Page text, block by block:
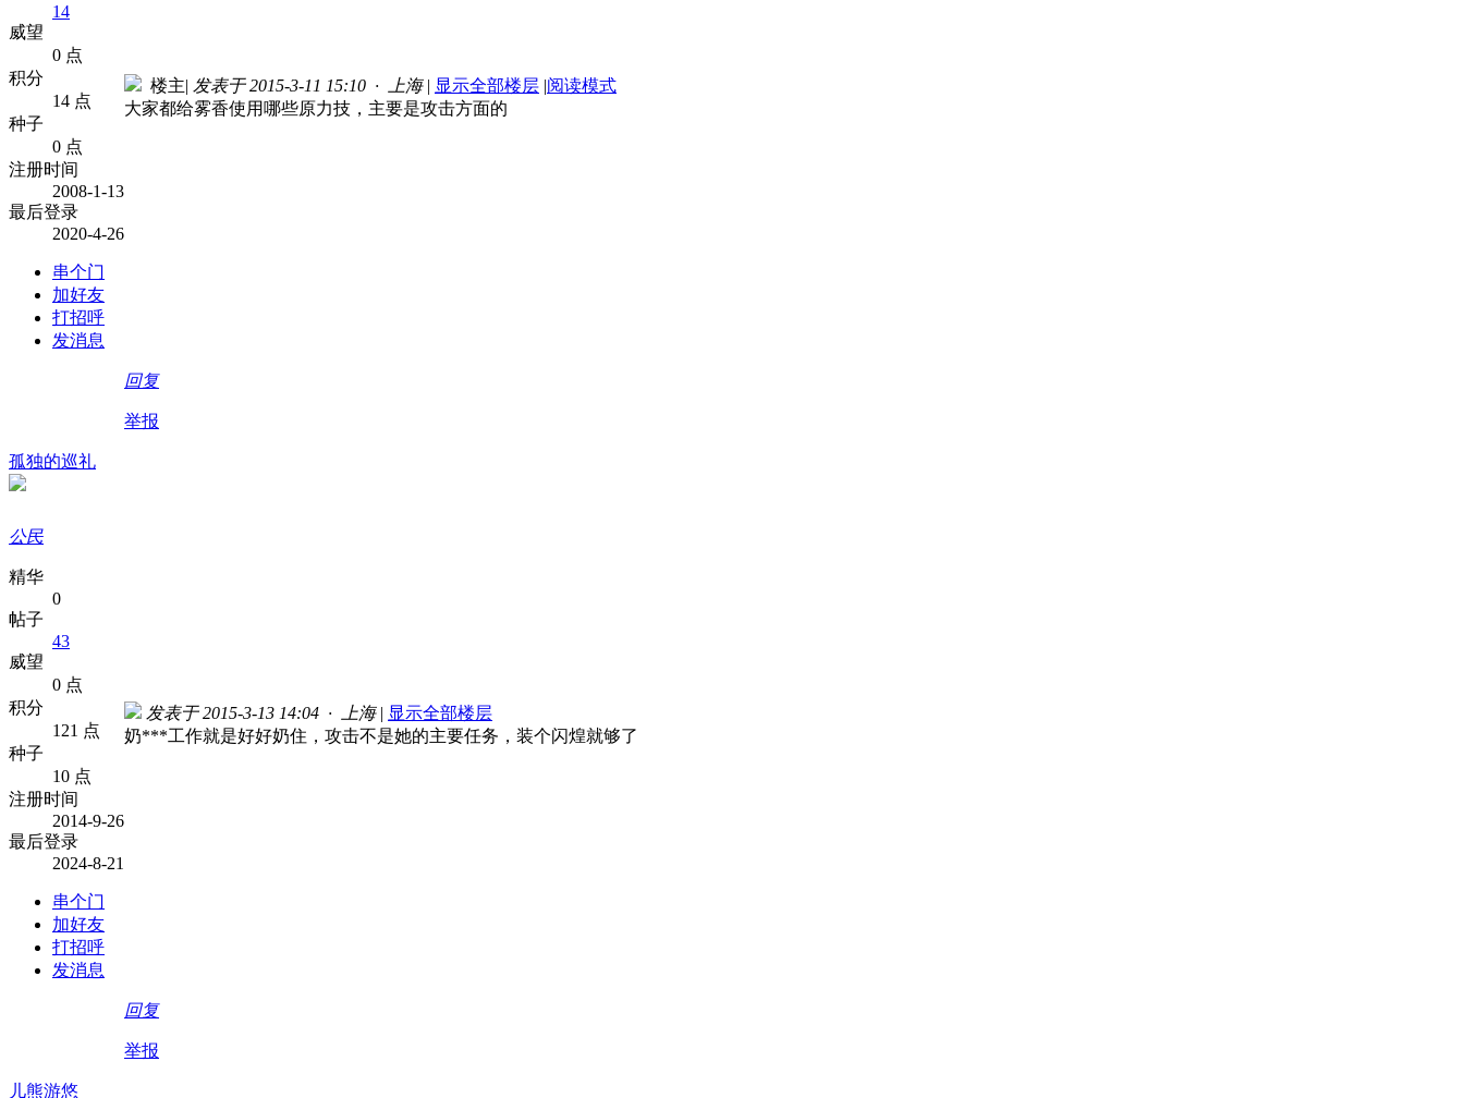
14
威望
0 点
积分
14 点
种子
0 点
注册时间
2008-1-13
最后登录
2020-4-26
串个门
加好友
打招呼
发消息
楼主| 发表于 2015-3-11 15:10 · 上海 | 显示全部楼层 |阅读模式
大家都给雾香使用哪些原力技，主要是攻击方面的
回复
举报
孤独的巡礼
公民
精华
0
帖子
43
威望
0 点
积分
121 点
种子
10 点
注册时间
2014-9-26
最后登录
2024-8-21
串个门
加好友
打招呼
发消息
发表于 2015-3-13 14:04 · 上海 | 显示全部楼层
奶***工作就是好好奶住，攻击不是她的主要任务，装个闪煌就够了
回复
举报
儿熊游悠